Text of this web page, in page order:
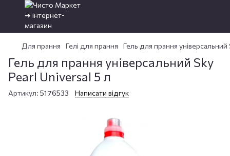
Для прання Гелі для прання Гель для прання
Гель для прання універсальний Sky
Pearl Universal 5 л
Артикул: 5176533 Написати відгук